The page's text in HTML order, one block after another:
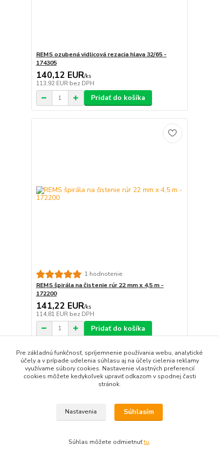
REMS ozubená vidlicová rezacia hlava 32/65 -
174305
140,12 EUR/ks
113,92 EUR bez DPH
Pridať do košíka
1 hodnotenie
REMS špirála na čistenie rúr 22 mm x 4,5 m -
172200
141,22 EUR/ks
114,81 EUR bez DPH
Pridať do košíka
Pre základnú funkčnosť, spríjemnenie používania webu, analytické
účely a v prípade udelenia súhlasu aj na účely cielenia reklamy
využívame súbory cookies. Nastavenie vlastných preferencií
cookies môžete kedykoľvek upraviť odkazom v spodnej časti
stránok.
Nastavenia Súhlasím
Súhlas môžete odmietnuťtu.